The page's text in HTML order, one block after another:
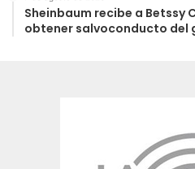
Sheinbaum recibe a Betssy
obtener salvoconducto del